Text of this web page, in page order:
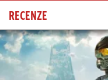
RECENZE